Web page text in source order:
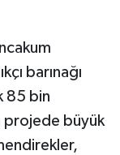
barınağı
85 bin
projede büyük